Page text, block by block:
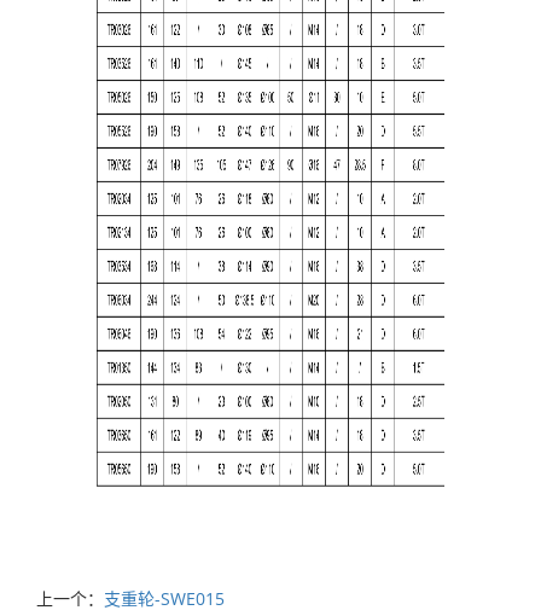
上一个： 支重轮-SWE015